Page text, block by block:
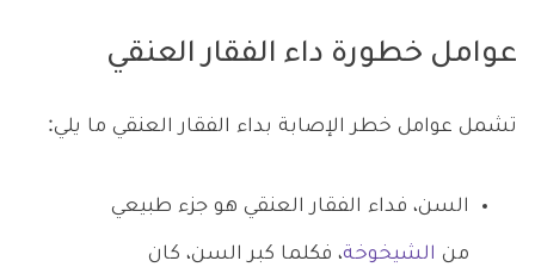
عوامل خطورة داء الفقار العنقي
تشمل عوامل خطر الإصابة بداء الفقار العنقي ما يلي:
السن، فداء الفقار العنقي هو جزء طبيعي
من الشيخوخة، فكلما كبر السن، كان